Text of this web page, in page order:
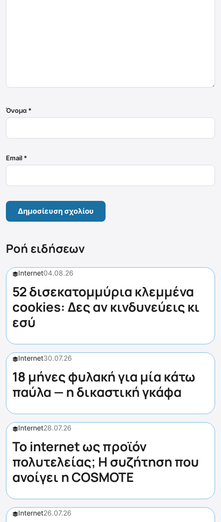
Όνομα *
Email *
Ροή ειδήσεων
Internet04.08.26
52 δισεκατομμύρια κλεμμένα
cookies: Δες αν κινδυνεύεις κι
εσύ
Internet30.07.26
18 μήνες φυλακή για μία κάτω
παύλα — η δικαστική γκάφα
Internet28.07.26
Το internet ως προϊόν
πολυτελείας; Η συζήτηση που
ανοίγει η COSMOTE
Internet26.07.26